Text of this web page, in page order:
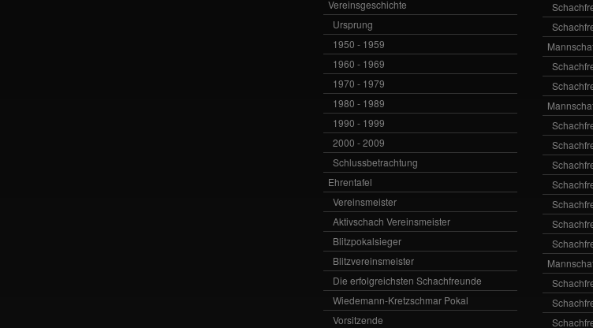
Vereinsgeschichte
Ursprung
1950 - 1959
1960 - 1969
1970 - 1979
1980 - 1989
1990 - 1999
2000 - 2009
Schlussbetrachtung
Ehrentafel
Vereinsmeister
Aktivschach Vereinsmeister
Blitzpokalsieger
Blitzvereinsmeister
Die erfolgreichsten Schachfreunde
Wiedemann-Kretzschmar Pokal
Vorsitzende